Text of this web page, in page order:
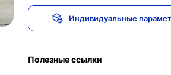
Индивидуальные
Полезные ссылки